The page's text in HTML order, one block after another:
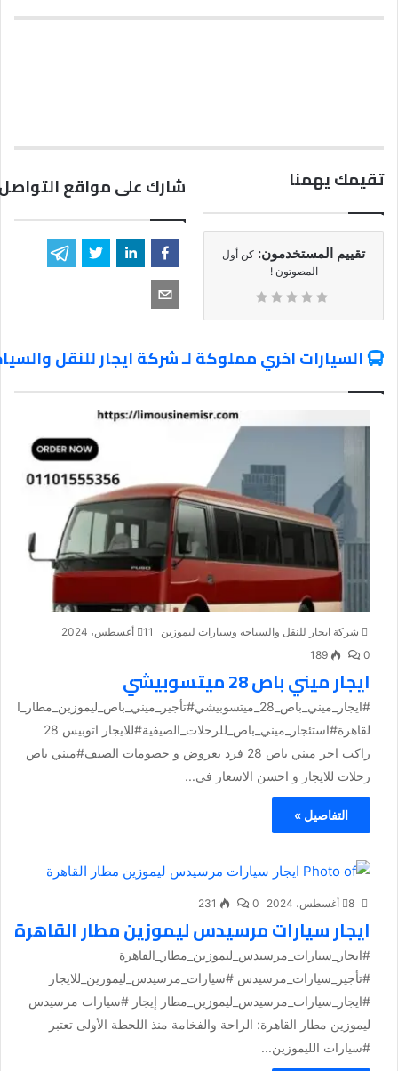
تقيمك يهمنا
تقييم المستخدمون: كن أول
المصوتون !
شارك على مواقع
السيارات اخري مملوكة لـ شركة ايجار للنقل
شركة ايجار للنقل والسياحه وسيارات ليموزين
11 أغسطس، 2024
0
189
ايجار ميني باص 28 ميتسوبيشي
#ايجار_ميني_باص_28_ميتسوبيشي#تأجير_ميني_باص_ليموزين_مطار_ا
لقاهرة#استئجار_ميني_باص_للرحلات_الصيفية#للايجار اتوبيس 28
راكب اجر ميني باص 28 فرد بعروض و خصومات الصيف#ميني باص
رحلات للايجار و احسن الاسعار في...
التفاصيل »
8 أغسطس، 2024 0
231
ايجار سيارات مرسيدس ليموزين مطار القاهرة
#ايجار_سيارات_مرسيدس_ليموزين_مطار_القاهرة
#تأجير_سيارات_مرسيدس #سيارات_مرسيدس_ليموزين_للايجار
#ايجار_سيارات_مرسيدس_ليموزين_مطار إيجار #سيارات مرسيدس
ليموزين مطار القاهرة: الراحة والفخامة منذ اللحظة الأولى تعتبر
#سيارات الليموزين...